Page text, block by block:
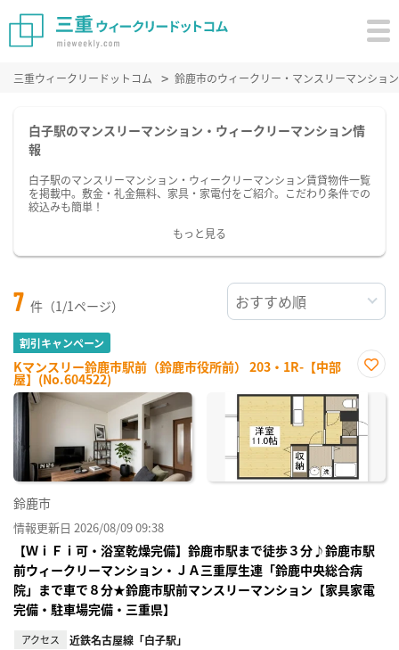
三重ウィークリードットコム 鈴鹿市のウィークリー・マンスリーマンショ
白子駅のマンスリーマンション・ウィークリーマンション情
報
白子駅のマンスリーマンション・ウィークリーマンション賃貸物件一覧
を掲載中。敷金・礼金無料、家具・家電付をご紹介。こだわり条件での
絞込みも簡単！
もっと見る
7 件（1/1ページ）
割引キャンペーン
Kマンスリー鈴鹿市駅前（鈴鹿市役所前） 203・1R-【中部
屋】(No.604522)
に入
り登
録
鈴鹿市
情報更新日 2026/08/09 09:38
【ＷｉＦｉ可・浴室乾燥完備】鈴鹿市駅まで徒歩３分♪鈴鹿市駅
前ウィークリーマンション・ＪＡ三重厚生連「鈴鹿中央総合病
院」まで車で８分★鈴鹿市駅前マンスリーマンション【家具家電
完備・駐車場完備・三重県】
アクセス 近鉄名古屋線「白子駅」